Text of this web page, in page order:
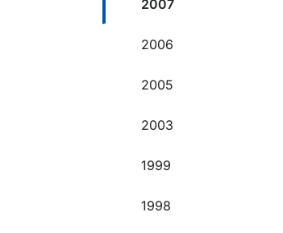
2007
2006
2005
2003
1999
1998